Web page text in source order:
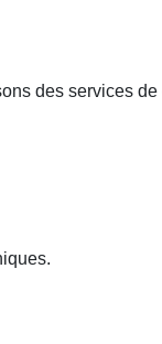
des services